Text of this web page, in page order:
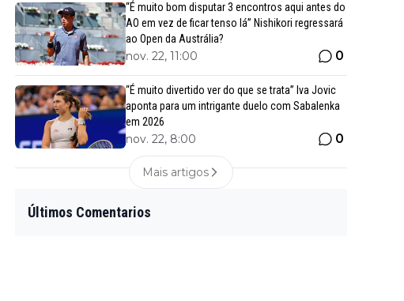
“É muito bom disputar 3 encontros aqui antes do
AO em vez de ficar tenso lá” Nishikori regressará
ao Open da Austrália?
nov. 22, 11:00 0
“É muito divertido ver do que se trata” Iva Jovic
aponta para um intrigante duelo com Sabalenka
em 2026
nov. 22, 8:00 0
Mais artigos
Últimos Comentarios